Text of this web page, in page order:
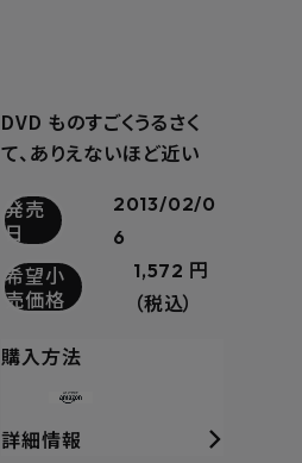
DVD ものすごくうるさく
て、ありえないほど近い
発売
日
2013/02/0
6
希望小
売価格
1,572 円
（税込）
購入方法
詳細情報